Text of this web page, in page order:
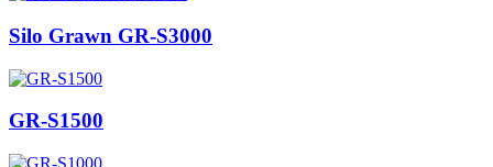
Silo Grawn GR-S3000
GR-S1500